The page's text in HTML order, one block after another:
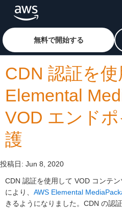
メインコンテンツに移動
アマゾン ウェブ サービ
無料で開始する
CDN 認証を
Elemental
VOD エンド
護
投稿日: Jun 8, 2020
CDN 認証を使用して VOD コンテ
により、 AWS Elemental
きるようになりました。CDN の認